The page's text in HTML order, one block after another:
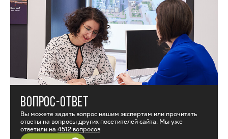
ВОПРОС-ОТВЕТ
Вы можете задать вопрос нашим экспертам или прочитать
ответы на вопросы других посетителей сайта. Мы уже
ответили на 4512 вопросов